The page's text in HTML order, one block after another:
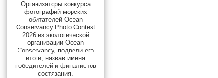
Организаторы конкурса
фотографий морских
обитателей Ocean
Conservancy Photo Contest
2026 из экологической
организации Ocean
Conservancy, подвели его
итоги, назвав имена
победителей и финалистов
состязания.